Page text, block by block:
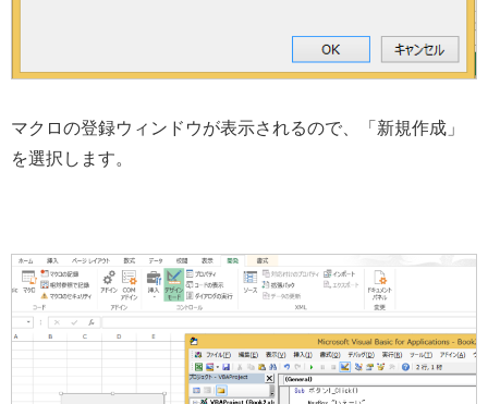
マクロの登録ウィンドウが表示されるので、「新規作成」
を選択します。